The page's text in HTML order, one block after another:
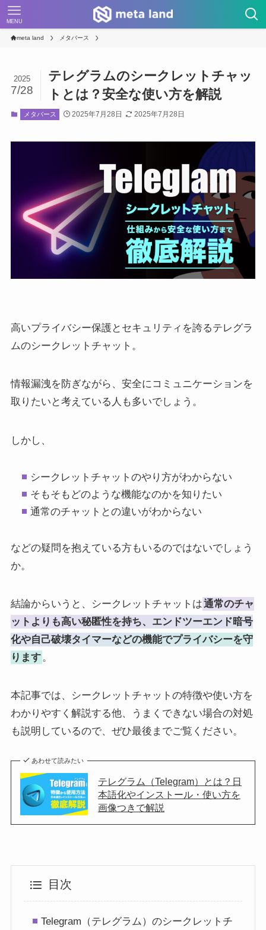
MENU
meta land メタバース
テレグラムのシークレットチャッ
トとは？安全な使い方を解説
2025
7/28
メタバース 2025年7月28日 2025年7月28日
高いプライバシー保護とセキュリティを誇るテレグラ
ムのシークレットチャット。
情報漏洩を防ぎながら、安全にコミュニケーションを
取りたいと考えている人も多いでしょう。
しかし、
シークレットチャットのやり方がわからない
そもそもどのような機能なのかを知りたい
通常のチャットとの違いがわからない
などの疑問を抱えている方もいるのではないでしょう
か。
結論からいうと、シークレットチャットは通常のチャ
ットよりも高い秘匿性を持ち、エンドツーエンド暗号
化や自己破壊タイマーなどの機能でプライバシーを守
ります。
本記事では、シークレットチャットの特徴や使い方を
わかりやすく解説する他、うまくできない場合の対処
も説明しているので、ぜひ最後までご覧ください。
あわせて読みたい
テレグラム（Telegram）とは？日
本語化やインストール・使い方を
画像つきで解説
目次
Telegram（テレグラム）のシークレットチ